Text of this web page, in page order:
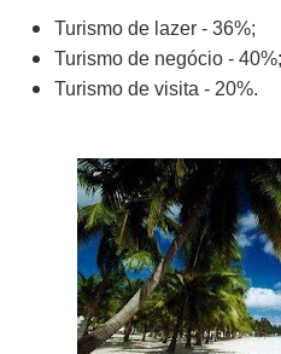
Turismo de lazer - 36%;
Turismo de negócio - 40%;
Turismo de visita - 20%.